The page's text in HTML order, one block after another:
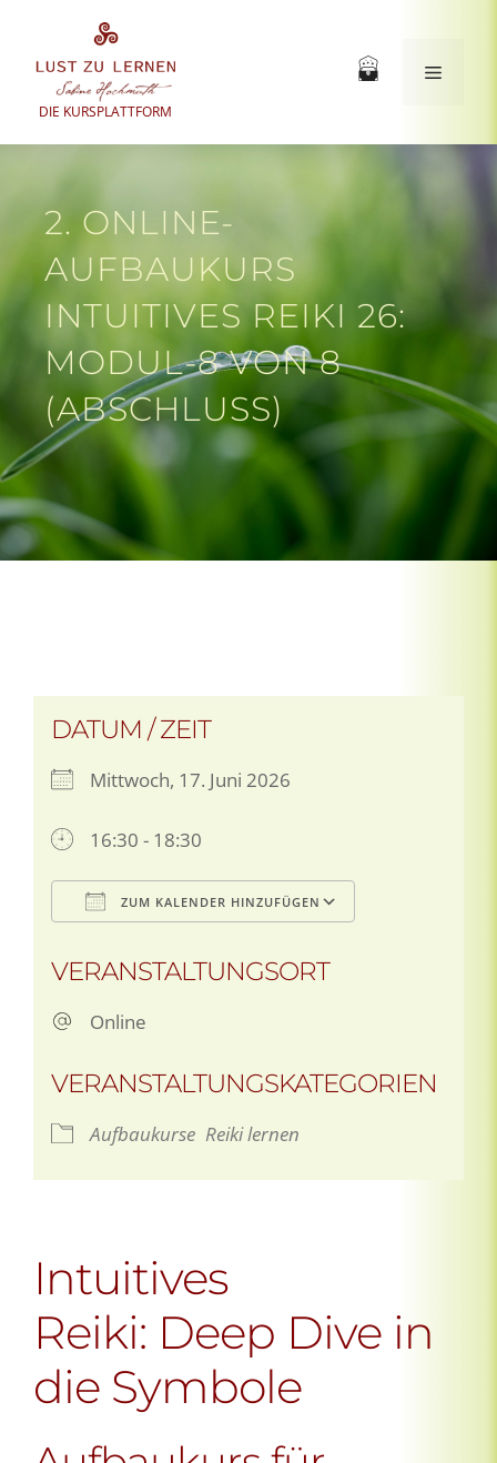
springen
DIE KURSPLATTFORM
Menü
2. ONLINE-
AUFBAUKURS
INTUITIVES REIKI 26:
MODUL-8 VON 8
(ABSCHLUSS)
DATUM / ZEIT
Mittwoch, 17. Juni 2026
16:30 - 18:30
ZUM KALENDER HINZUFÜGEN
VERANSTALTUNGSORT
Online
VERANSTALTUNGSKATEGORIEN
Aufbaukurse Reiki lernen
Intuitives
Reiki: Deep Dive in
die Symbole